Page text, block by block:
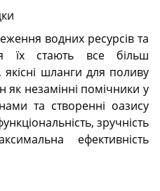
водних ресурсів та
їх стають все більш
шланги для поливу
як незамінні помічники у
та створенні оазису
зручність
ефективність